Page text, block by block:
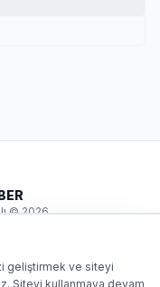
© 2026
geliştirmek ve siteyi
Siteyi kullanmaya devam